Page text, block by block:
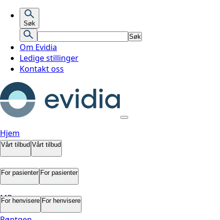
Søk
Søk
Om Evidia
Ledige stillinger
Kontakt oss
Hjem
Vårt tilbud Vårt tilbud
Vårt tilbud
MR
CT
For pasienter For pasienter
For pasienter
For henvisere For henvisere